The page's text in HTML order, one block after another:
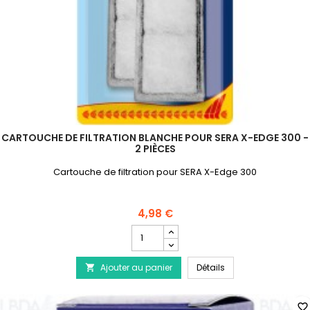
CARTOUCHE DE FILTRATION BLANCHE POUR SERA X-EDGE 300 -
2 PIÈCES
Cartouche de filtration pour SERA X-Edge 300
4,98 €
quantité
du
produit
Cartouche
filtration
 Ajouter au panier Détails
favorite_border